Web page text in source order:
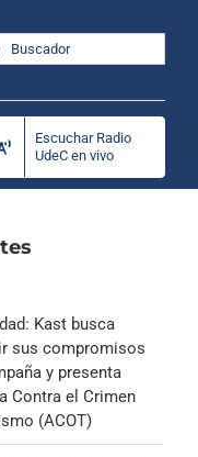
Escuchar Radio
UdeC en vivo
Kast busca
sus compromisos
y presenta
Contra el Crimen
(ACOT)